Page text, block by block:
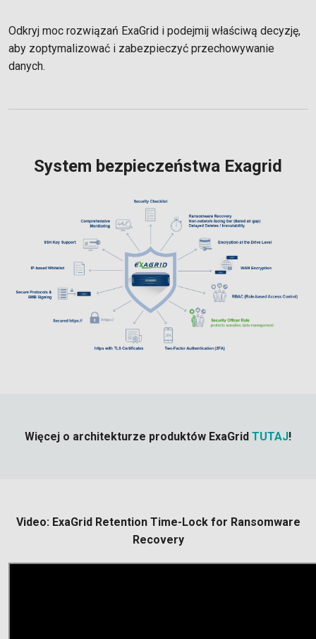
Odkryj moc rozwiązań ExaGrid i podejmij właściwą decyzję,
aby zoptymalizować i zabezpieczyć przechowywanie
danych.
System bezpieczeństwa Exagrid
Więcej o architekturze produktów ExaGrid TUTAJ!
Video: ExaGrid Retention Time-Lock for Ransomware
Recovery